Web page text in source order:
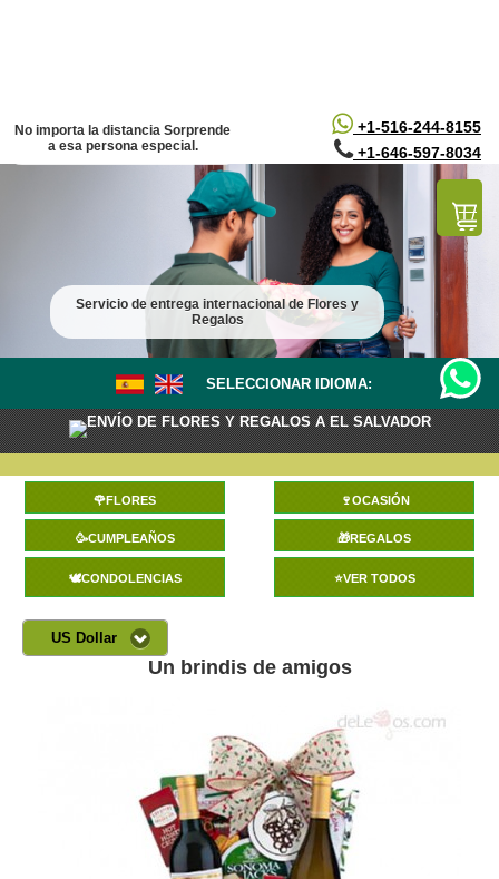
+1-516-244-8155
+1-646-597-8034
No importa la distancia Sorprende
a esa persona especial.
Servicio de entrega internacional de Flores y
Regalos
SELECCIONAR IDIOMA:
ENVÍO DE FLORES Y REGALOS A EL SALVADOR
🌹FLORES 🍷OCASIÓN
🥳CUMPLEAÑOS 🎁REGALOS
🕊️CONDOLENCIAS ⭐VER TODOS
US Dollar
Un brindis de amigos